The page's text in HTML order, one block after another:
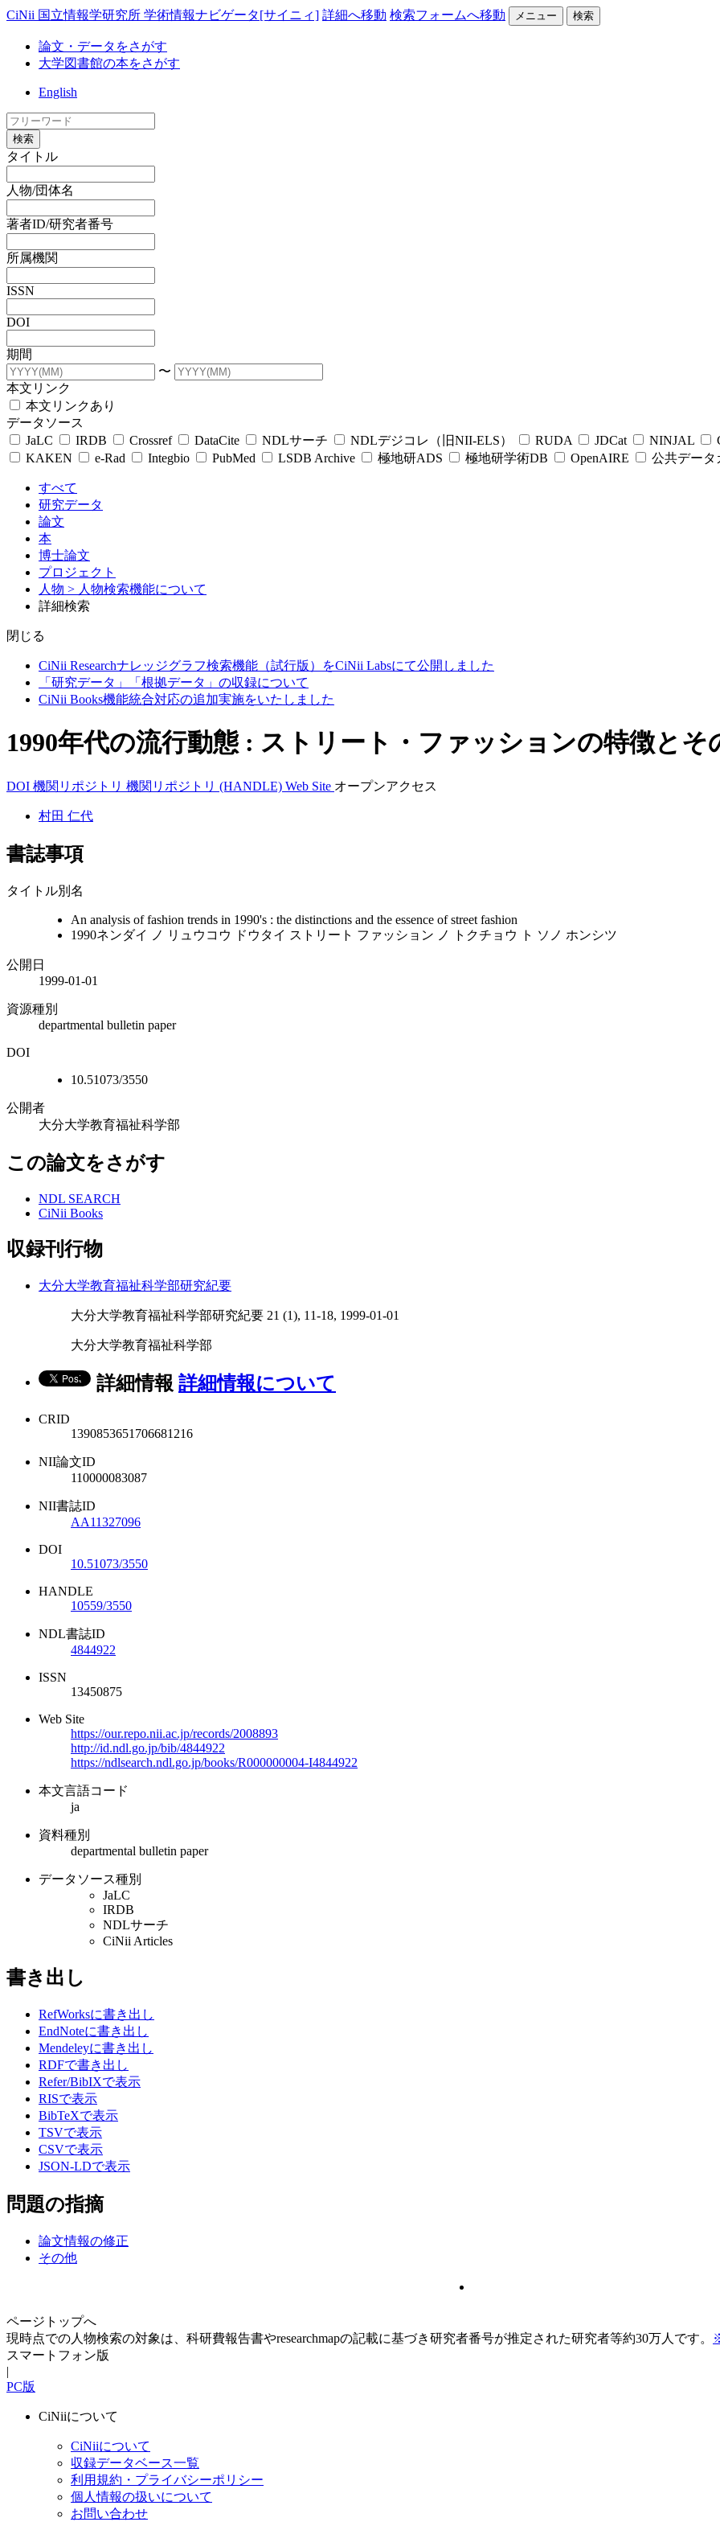
CiNii 国立情報学研究所 学術情報ナビゲータ[サイニィ] 詳細へ移動 検索フォームへ移動 メニュー 検索
論文・データをさがす
大学図書館の本をさがす
English
検索
タイトル
人物/団体名
著者ID/研究者番号
所属機関
ISSN
DOI
期間
〜
本文リンク
本文リンクあり
データソース
JaLC
IRDB Crossref DataCite NDLサーチ NDLデジコレ（旧NII-ELS） RUDA JDCat NINJAL
KAKEN
e-Rad Integbio PubMed LSDB Archive 極地研ADS 極地研学術DB OpenAIRE 公共データ
すべて
研究データ
論文
本
博士論文
プロジェクト
人物 > 人物検索機能について
詳細検索
閉じる
CiNii Researchナレッジグラフ検索機能（試行版）をCiNii Labsにて公開しました
「研究データ」「根拠データ」の収録について
CiNii Books機能統合対応の追加実施をいたしました
1990年代の流行動態 : ストリート・ファッションの特徴とそ
DOI 機関リポジトリ 機関リポジトリ (HANDLE) Web Site オープンアクセス
村田 仁代
書誌事項
タイトル別名
An analysis of fashion trends in 1990's : the distinctions and the essence of street fashion
1990ネンダイ ノ リュウコウ ドウタイ ストリート ファッション ノ トクチョウ ト ソノ ホンシツ
公開日
1999-01-01
資源種別
departmental bulletin paper
DOI
10.51073/3550
公開者
大分大学教育福祉科学部
この論文をさがす
NDL SEARCH
CiNii Books
収録刊行物
大分大学教育福祉科学部研究紀要
大分大学教育福祉科学部研究紀要 21 (1), 11-18, 1999-01-01
大分大学教育福祉科学部
詳細情報 詳細情報について
CRID
1390853651706681216
NII論文ID
110000083087
NII書誌ID
AA11327096
DOI
10.51073/3550
HANDLE
10559/3550
NDL書誌ID
4844922
ISSN
13450875
Web Site
https://our.repo.nii.ac.jp/records/2008893
http://id.ndl.go.jp/bib/4844922
https://ndlsearch.ndl.go.jp/books/R000000004-I4844922
本文言語コード
ja
資料種別
departmental bulletin paper
データソース種別
JaLC
IRDB
NDLサーチ
CiNii Articles
書き出し
RefWorksに書き出し
EndNoteに書き出し
Mendeleyに書き出し
RDFで書き出し
Refer/BibIXで表示
RISで表示
BibTeXで表示
TSVで表示
CSVで表示
JSON-LDで表示
問題の指摘
論文情報の修正
その他
ページトップへ
現時点での人物検索の対象は、科研費報告書やresearchmapの記載に基づき研究者番号が推定された研究者等約30万人です。
スマートフォン版
|
PC版
CiNiiについて
CiNiiについて
収録データベース一覧
利用規約・プライバシーポリシー
個人情報の扱いについて
お問い合わせ